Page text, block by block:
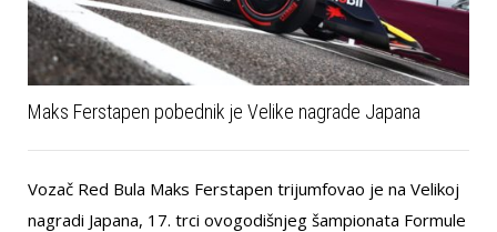
Maks Ferstapen pobednik je Velike nagrade Japana
Vozač Red Bula Maks Ferstapen trijumfovao je na Velikoj
nagradi Japana, 17. trci ovogodišnjeg šampionata Formule